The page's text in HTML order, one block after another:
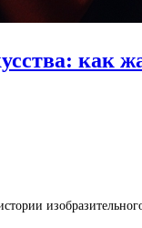
как